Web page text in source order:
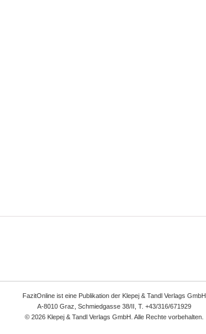
FazitOnline ist eine Publikation der Klepej & Tandl Verlags GmbH
A-8010 Graz, Schmiedgasse 38/II, T. +43/316/671929
© 2026 Klepej & Tandl Verlags GmbH. Alle Rechte vorbehalten.